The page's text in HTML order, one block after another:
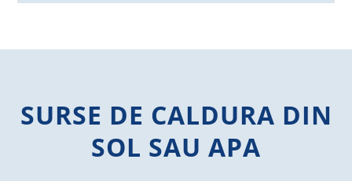
SURSE DE CALDURA DIN
SOL SAU APA